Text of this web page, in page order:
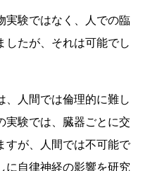
験ではなく、人での臨
したが、それは可能でし
人間では倫理的に難し
実験では、臓器ごとに交
すが、人間では不可能で
に自律神経の影響を研究